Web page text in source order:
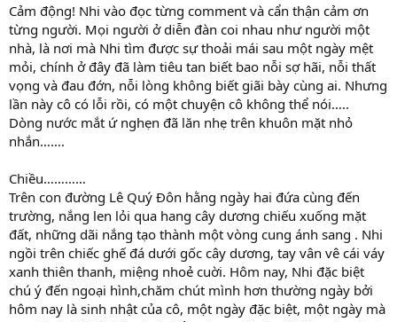
Cảm động! Nhi vào đọc từng comment và cẩn thận cảm ơn
từng người. Mọi người ở diễn đàn coi nhau như người một
nhà, là nơi mà Nhi tìm được sự thoải mái sau một ngày mệt
mỏi, chính ở đây đã làm tiêu tan biết bao nỗi sợ hãi, nỗi thất
vọng và đau đớn, nỗi lòng không biết giãi bày cùng ai. Nhưng
lần này cô có lỗi rồi, có một chuyện cô không thể nói…..
Dòng nước mắt ứ nghẹn đã lăn nhẹ trên khuôn mặt nhỏ
nhắn…….
Chiều…………
Trên con đường Lê Quý Đôn hằng ngày hai đứa cùng đến
trường, nắng len lỏi qua hang cây dương chiếu xuống mặt
đất, những dãi nắng tạo thành một vòng cung ánh sang . Nhi
ngồi trên chiếc ghế đá dưới gốc cây dương, tay vân vê cái váy
xanh thiên thanh, miệng nhoẻ cuời. Hôm nay, Nhi đặc biệt
chú ý đến ngoại hình,chăm chút mình hơn thường ngày bởi
hôm nay là sinh nhật của cô, một ngày đặc biệt, một ngày mà